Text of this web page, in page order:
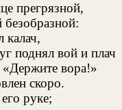
прегрязной,
калач,
поднял вой и плач
«Держите вора!»
скоро.
руке;